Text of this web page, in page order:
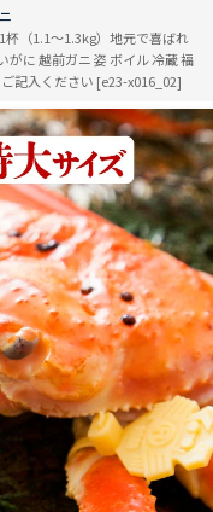
（1.1〜1.3kg）地元で喜ばれ
に 越前ガニ 姿 ボイル 冷蔵 福
記入ください [e23-x016_02]